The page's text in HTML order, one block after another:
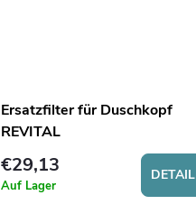
Ersatzfilter für Duschkopf
REVITAL
€29,13
Auf Lager
DETAIL